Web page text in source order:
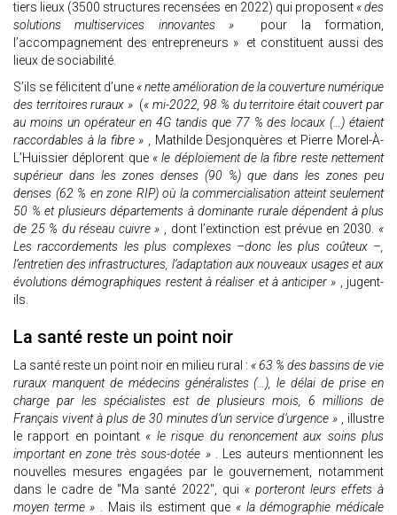
tiers lieux (3500 structures recensées en 2022) qui proposent « des
solutions multiservices innovantes »
pour la formation,
l’accompagnement des entrepreneurs » et constituent aussi des
lieux de sociabilité.
S’ils se félicitent d’une « nette amélioration de la couverture numérique
des territoires ruraux » (« mi-2022, 98 % du territoire était couvert par
au moins un opérateur en 4G tandis que 77 % des locaux (…) étaient
raccordables à la fibre » , Mathilde Desjonquères et Pierre Morel-À-
L’Huissier déplorent que « le déploiement de la fibre reste nettement
supérieur dans les zones denses (90 %) que dans les zones peu
denses (62 % en zone RIP) où la commercialisation atteint seulement
50 % et plusieurs départements à dominante rurale dépendent à plus
de 25 % du réseau cuivre » , dont l’extinction est prévue en 2030. «
Les raccordements les plus complexes –donc les plus coûteux –,
l’entretien des infrastructures, l’adaptation aux nouveaux usages et aux
évolutions démographiques restent à réaliser et à anticiper » , jugent-
ils.
La santé reste un point noir
La santé reste un point noir en milieu rural : « 63 % des bassins de vie
ruraux manquent de médecins généralistes (…), le délai de prise en
charge par les spécialistes est de plusieurs mois, 6 millions de
Français vivent à plus de 30 minutes d’un service d’urgence » , illustre
le rapport en pointant « le risque du renoncement aux soins plus
important en zone très sous-dotée » . Les auteurs mentionnent les
nouvelles mesures engagées par le gouvernement, notamment
dans le cadre de "Ma santé 2022", qui « porteront leurs effets à
moyen terme » . Mais ils estiment que « la démographie médicale